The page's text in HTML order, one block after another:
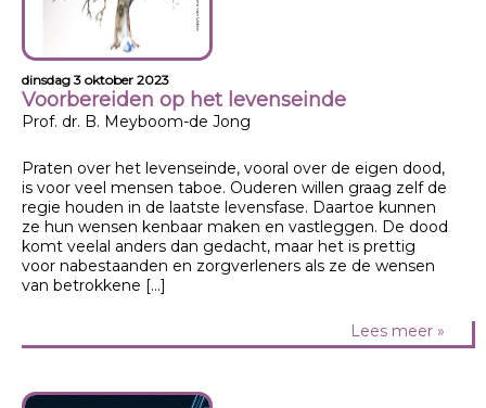
dinsdag 3 oktober 2023
Voorbereiden op het levenseinde
Prof. dr. B. Meyboom-de Jong
Praten over het levenseinde, vooral over de eigen dood,
is voor veel mensen taboe. Ouderen willen graag zelf de
regie houden in de laatste levensfase. Daartoe kunnen
ze hun wensen kenbaar maken en vastleggen. De dood
komt veelal anders dan gedacht, maar het is prettig
voor nabestaanden en zorgverleners als ze de wensen
van betrokkene […]
Lees meer »